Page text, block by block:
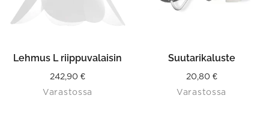
Lehmus L riippuvalaisin
242,90 €
Varastossa
Suutarikaluste
20,80 €
Varastossa